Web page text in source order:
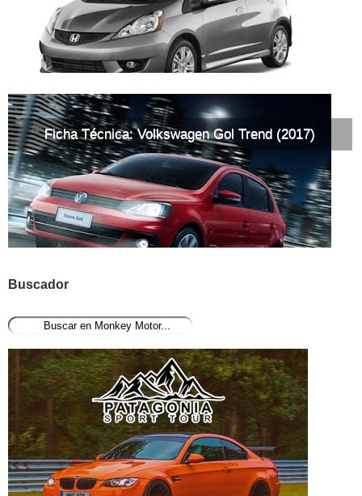
Ficha Técnica: Volkswagen Gol Trend (2017)
Buscador